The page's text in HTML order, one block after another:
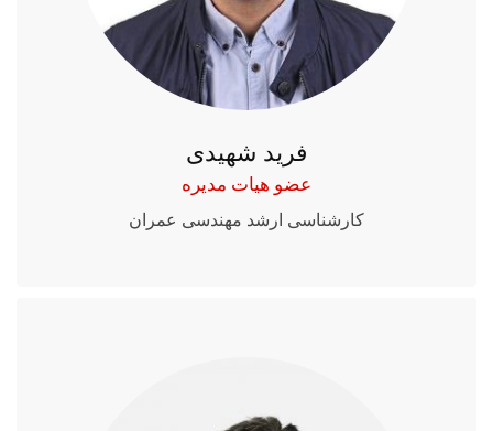
فرید شهیدی
عضو هیات مدیره
کارشناسی ارشد مهندسی عمران